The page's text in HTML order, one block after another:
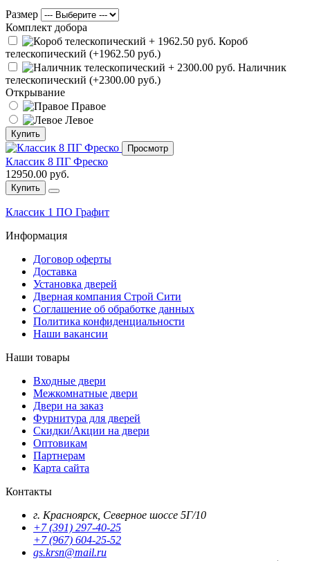
Размер
Комплект добора
Короб
телескопический (+1962.50 руб.)
Наличник
телескопический (+2300.00 руб.)
Открывание
Правое
Левое
Купить
Просмотр
Классик 8 ПГ Фреско
12950.00 руб.
Купить
Классик 1 ПО Графит
Информация
Договор оферты
Доставка
Установка дверей
Дверная компания Строй Сити
Соглашение об обработке данных
Политика конфиденциальности
Наши вакансии
Наши товары
Входные двери
Межкомнатные двери
Двери на заказ
Фурнитура для дверей
Скидки/Акции на двери
Оптовикам
Партнерам
Карта сайта
Контакты
г. Красноярск, Северное шоссе 5Г/10
+7 (391) 297-40-25
+7 (967) 604-25-52
gs.krsn@mail.ru